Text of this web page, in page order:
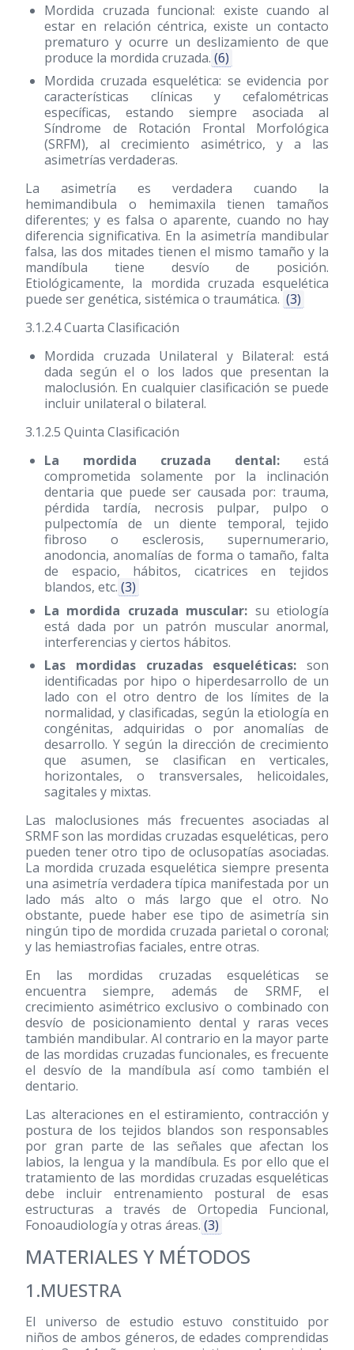
Mordida cruzada funcional: existe cuando al
estar en relación céntrica, existe un contacto
prematuro y ocurre un deslizamiento de que
produce la mordida cruzada. (6)
Mordida cruzada esquelética: se evidencia por
características clínicas y cefalométricas
específicas, estando siempre asociada al
Síndrome de Rotación Frontal Morfológica
(SRFM), al crecimiento asimétrico, y a las
asimetrías verdaderas.
La asimetría es verdadera cuando la
hemimandibula o hemimaxila tienen tamaños
diferentes; y es falsa o aparente, cuando no hay
diferencia significativa. En la asimetría mandibular
falsa, las dos mitades tienen el mismo tamaño y la
mandíbula tiene desvío de posición.
Etiológicamente, la mordida cruzada esquelética
puede ser genética, sistémica o traumática. (3)
3.1.2.4 Cuarta Clasificación
Mordida cruzada Unilateral y Bilateral: está
dada según el o los lados que presentan la
maloclusión. En cualquier clasificación se puede
incluir unilateral o bilateral.
3.1.2.5 Quinta Clasificación
La mordida cruzada dental: está
comprometida solamente por la inclinación
dentaria que puede ser causada por: trauma,
pérdida tardía, necrosis pulpar, pulpo o
pulpectomía de un diente temporal, tejido
fibroso o esclerosis, supernumerario,
anodoncia, anomalías de forma o tamaño, falta
de espacio, hábitos, cicatrices en tejidos
blandos, etc. (3)
La mordida cruzada muscular: su etiología
está dada por un patrón muscular anormal,
interferencias y ciertos hábitos.
Las mordidas cruzadas esqueléticas: son
identificadas por hipo o hiperdesarrollo de un
lado con el otro dentro de los límites de la
normalidad, y clasificadas, según la etiología en
congénitas, adquiridas o por anomalías de
desarrollo. Y según la dirección de crecimiento
que asumen, se clasifican en verticales,
horizontales, o transversales, helicoidales,
sagitales y mixtas.
Las maloclusiones más frecuentes asociadas al
SRMF son las mordidas cruzadas esqueléticas, pero
pueden tener otro tipo de oclusopatías asociadas.
La mordida cruzada esquelética siempre presenta
una asimetría verdadera típica manifestada por un
lado más alto o más largo que el otro. No
obstante, puede haber ese tipo de asimetría sin
ningún tipo de mordida cruzada parietal o coronal;
y las hemiastrofias faciales, entre otras.
En las mordidas cruzadas esqueléticas se
encuentra siempre, además de SRMF, el
crecimiento asimétrico exclusivo o combinado con
desvío de posicionamiento dental y raras veces
también mandibular. Al contrario en la mayor parte
de las mordidas cruzadas funcionales, es frecuente
el desvío de la mandíbula así como también el
dentario.
Las alteraciones en el estiramiento, contracción y
postura de los tejidos blandos son responsables
por gran parte de las señales que afectan los
labios, la lengua y la mandíbula. Es por ello que el
tratamiento de las mordidas cruzadas esqueléticas
debe incluir entrenamiento postural de esas
estructuras a través de Ortopedia Funcional,
Fonoaudiología y otras áreas. (3)
MATERIALES Y MÉTODOS
1.MUESTRA
El universo de estudio estuvo constituido por
niños de ambos géneros, de edades comprendidas